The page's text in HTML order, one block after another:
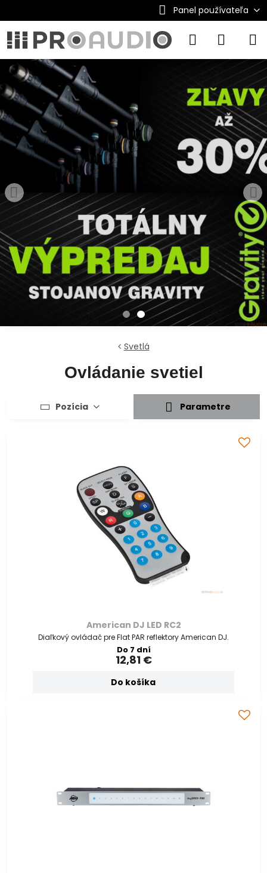
Panel používateľa
Svetlá
Ovládanie svetiel
Pozícia Parametre
American DJ LED RC2
Diaľkový ovládač pre Flat PAR reflektory American DJ.
Do 7 dní
12,81 €
Do košíka